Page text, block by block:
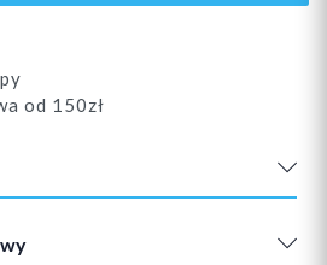
od 150zł